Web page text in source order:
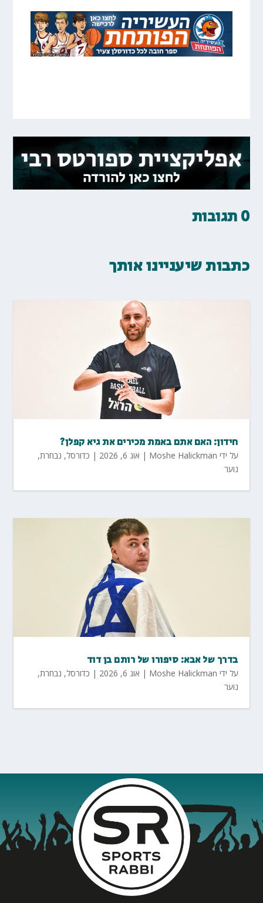
0 תגובות
כתבות שיעניינו אותך
חידון: האם אתם באמת מכירים את גיא קפלן?
על ידי Moshe Halickman
| אוג 6, 2026 | כדורסל, נבחרת,
נוער
בדרך של אבא: סיפורו של רותם בן דוד
על ידי Moshe Halickman
| אוג 6, 2026 | כדורסל, נבחרת,
נוער